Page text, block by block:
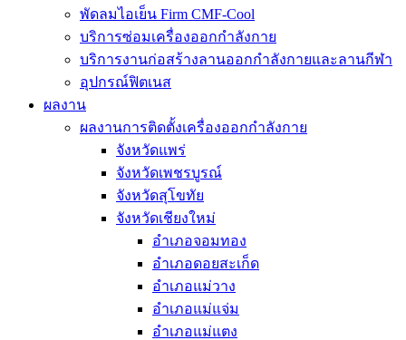
พัดลมไอเย็น Firm CMF-Cool
บริการซ่อมเครื่องออกกำลังกาย
บริการงานก่อสร้างลานออกกำลังกายและลานกีฬา
อุปกรณ์ฟิตเนส
ผลงาน
ผลงานการติดตั้งเครื่องออกกำลังกาย
จังหวัดแพร่
จังหวัดเพชรบูรณ์
จังหวัดสุโขทัย
จังหวัดเชียงใหม่
อำเภอจอมทอง
อำเภอดอยสะเก็ด
อำเภอแม่วาง
อำเภอแม่แจ่ม
อำเภอแม่แตง